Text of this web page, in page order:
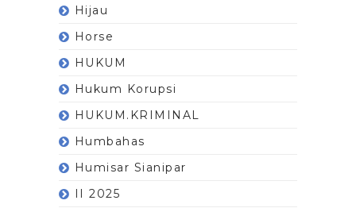
Hijau
Horse
HUKUM
Hukum Korupsi
HUKUM.KRIMINAL
Humbahas
Humisar Sianipar
II 2025